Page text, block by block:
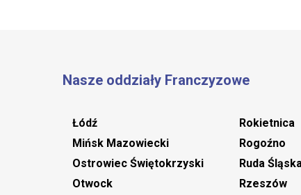
Nasze oddziały Franczyzowe
Łódź
Mińsk Mazowiecki
Ostrowiec Świętokrzyski
Otwock
Rokietnica
Rogoźno
Ruda
Rzeszów